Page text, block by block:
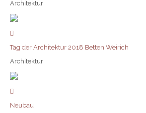
Architektur
Tag der Architektur 2018 Betten Weirich
Architektur
Neubau